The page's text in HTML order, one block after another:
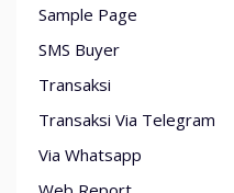
Sample Page
SMS Buyer
Transaksi
Transaksi Via Telegram
Via Whatsapp